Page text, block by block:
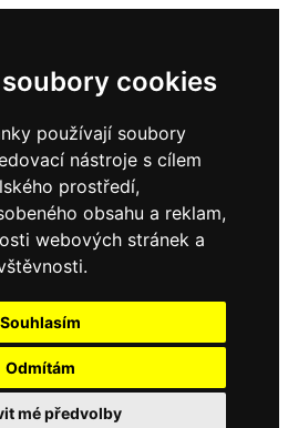
cookies
používají soubory
nástroje s cílem
prostředí,
obsahu a reklam,
webových stránek a
Souhlasím
Odmítám
mé předvolby